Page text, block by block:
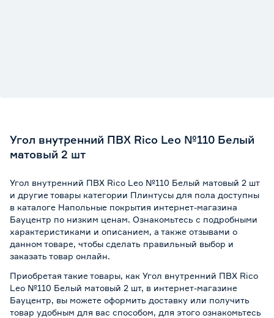
Угол внутренний ПВХ Rico Leo №110 Белый
матовый 2 шт
Угол внутренний ПВХ Rico Leo №110 Белый матовый 2 шт
и другие товары категории Плинтусы для пола доступны
в каталоге Напольные покрытия интернет-магазина
Бауцентр по низким ценам. Ознакомьтесь с подробными
характеристиками и описанием, а также отзывами о
данном товаре, чтобы сделать правильный выбор и
заказать товар онлайн.
Приобретая такие товары, как Угол внутренний ПВХ Rico
Leo №110 Белый матовый 2 шт, в интернет-магазине
Бауцентр, вы можете оформить доставку или получить
товар удобным для вас способом, для этого ознакомьтесь